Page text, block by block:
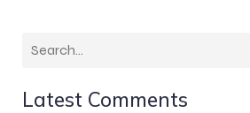
Latest Comments